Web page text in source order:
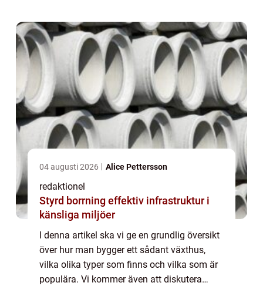
04 augusti 2026 Alice Pettersson
redaktionel
Styrd borrning effektiv infrastruktur i
känsliga miljöer
I denna artikel ska vi ge en grundlig översikt
över hur man bygger ett sådant växthus,
vilka olika typer som finns och vilka som är
populära. Vi kommer även att diskutera